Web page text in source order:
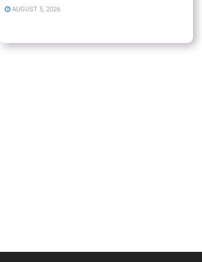
AUGUST 5, 2026